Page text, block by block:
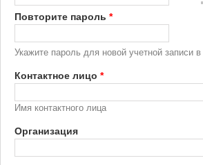
Повторите пароль *
Укажите пароль для новой учетной записи
Контактное лицо *
Имя контактного лица
Организация